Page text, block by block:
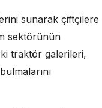
sunarak çiftçilere
sektörünün
traktör galerileri,